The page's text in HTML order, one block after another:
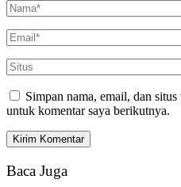
Simpan nama, email, dan
untuk komentar saya berikutnya.
Baca Juga